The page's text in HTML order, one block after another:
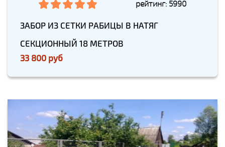
рейтинг: 5990
ЗАБОР ИЗ СЕТКИ РАБИЦЫ В НАТЯГ
СЕКЦИОННЫЙ 18 МЕТРОВ
33 800 руб